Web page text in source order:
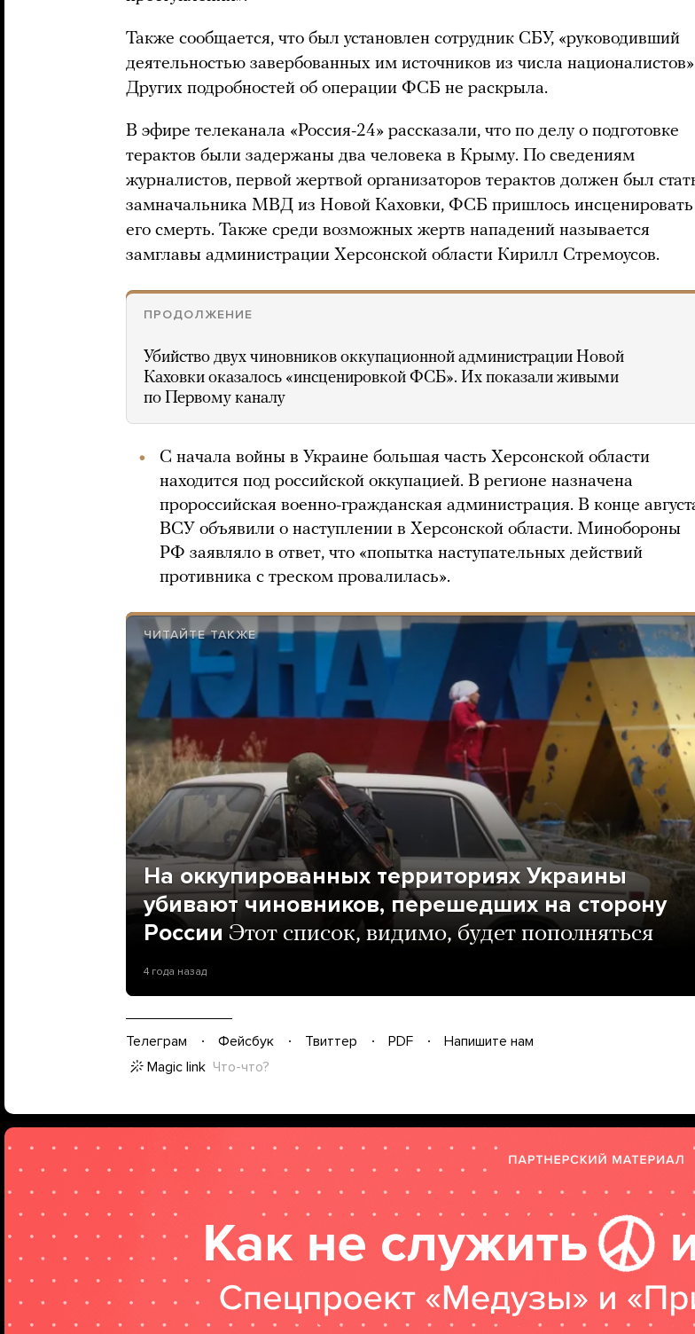
Также сообщается, что был установлен сотрудник СБУ, «руководивший
деятельностью завербованных им источников из числа
Других подробностей об операции ФСБ не раскрыла.
В эфире телеканала «Россия-24» рассказали, что по делу о подготовке
терактов были задержаны два человека в Крыму. По сведениям
журналистов, первой жертвой организаторов терактов должен был
замначальника МВД из Новой Каховки, ФСБ пришлось инсценировать
его смерть. Также среди возможных жертв нападений называется
замглавы администрации Херсонской области Кирилл Стремоусов.
ПРОДОЛЖЕНИЕ
Убийство двух чиновников оккупационной администрации Новой
Каховки оказалось «инсценировкой ФСБ». Их показали живыми
по Первому каналу
С начала войны в Украине большая часть Херсонской области
находится под российской оккупацией. В регионе назначена
пророссийская военно-гражданская администрация. В конце
ВСУ объявили о наступлении в Херсонской области. Минобороны
РФ заявляло в ответ, что «попытка наступательных действий
противника с треском провалилась».
ЧИТАЙТЕ ТАКЖЕ
На оккупированных территориях Украины
убивают чиновников, перешедших на сторону
России Этот список, видимо, будет пополняться
4 года назад
Телеграм Фейсбук Твиттер PDF
Напишите нам
Magic link Что-что?